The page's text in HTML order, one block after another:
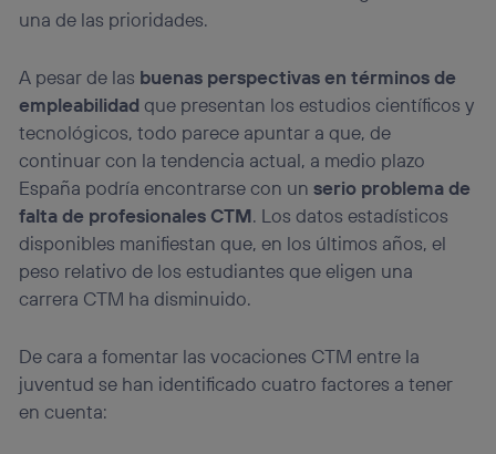
una de las prioridades.
A pesar de las buenas perspectivas en términos de
empleabilidadque presentan los estudios científicos y
tecnológicos, todo parece apuntar a que, de
continuar con la tendencia actual, a medio plazo
España podría encontrarse con unserio problema de
falta de profesionales CTM. Los datos estadísticos
disponibles manifiestan que, en los últimos años, el
peso relativo de los estudiantes que eligen una
carrera CTM ha disminuido.
De cara a fomentar las vocaciones CTM entre la
juventud se han identificado cuatro factores a tener
en cuenta: